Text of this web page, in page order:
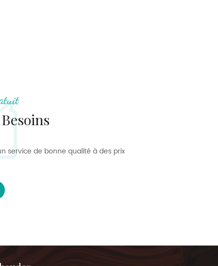
service de bonne qualité à des prix